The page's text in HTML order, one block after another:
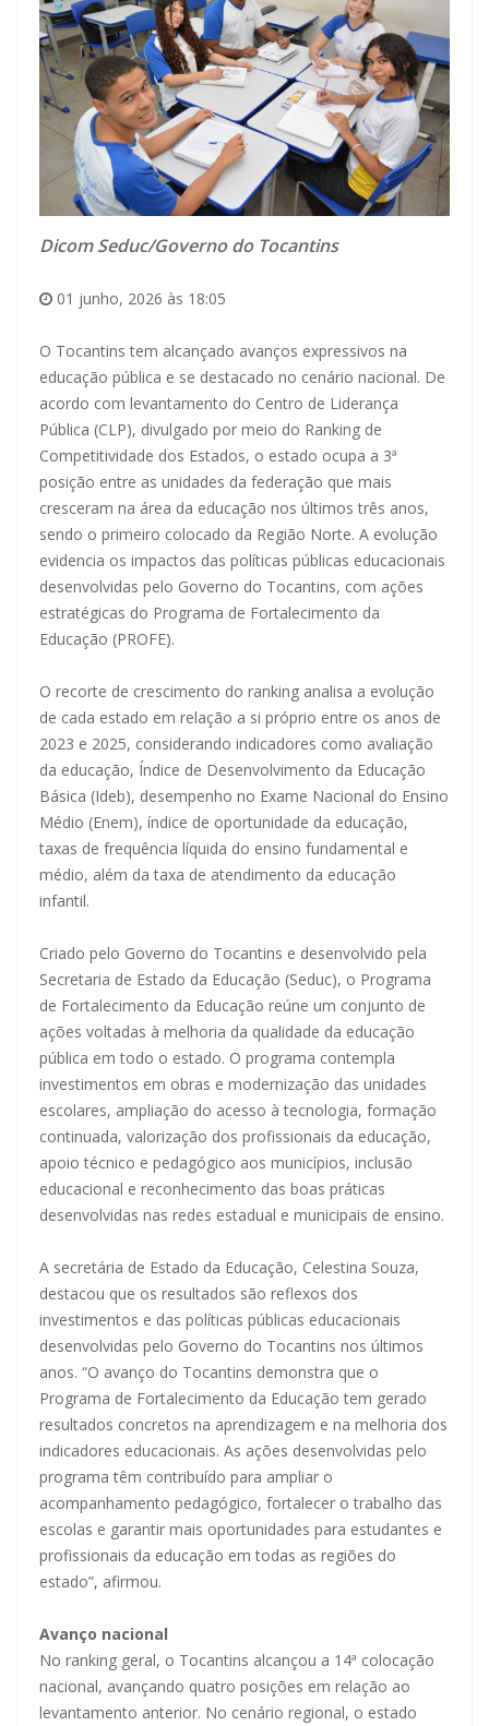
Dicom Seduc/Governo do Tocantins
01 junho, 2026 às 18:05
O Tocantins tem alcançado avanços expressivos na
educação pública e se destacado no cenário nacional. De
acordo com levantamento do Centro de Liderança
Pública (CLP), divulgado por meio do Ranking de
Competitividade dos Estados, o estado ocupa a 3ª
posição entre as unidades da federação que mais
cresceram na área da educação nos últimos três anos,
sendo o primeiro colocado da Região Norte. A evolução
evidencia os impactos das políticas públicas educacionais
desenvolvidas pelo Governo do Tocantins, com ações
estratégicas do Programa de Fortalecimento da
Educação (PROFE).
O recorte de crescimento do ranking analisa a evolução
de cada estado em relação a si próprio entre os anos de
2023 e 2025, considerando indicadores como avaliação
da educação, Índice de Desenvolvimento da Educação
Básica (Ideb), desempenho no Exame Nacional do Ensino
Médio (Enem), índice de oportunidade da educação,
taxas de frequência líquida do ensino fundamental e
médio, além da taxa de atendimento da educação
infantil.
Criado pelo Governo do Tocantins e desenvolvido pela
Secretaria de Estado da Educação (Seduc), o Programa
de Fortalecimento da Educação reúne um conjunto de
ações voltadas à melhoria da qualidade da educação
pública em todo o estado. O programa contempla
investimentos em obras e modernização das unidades
escolares, ampliação do acesso à tecnologia, formação
continuada, valorização dos profissionais da educação,
apoio técnico e pedagógico aos municípios, inclusão
educacional e reconhecimento das boas práticas
desenvolvidas nas redes estadual e municipais de ensino.
A secretária de Estado da Educação, Celestina Souza,
destacou que os resultados são reflexos dos
investimentos e das políticas públicas educacionais
desenvolvidas pelo Governo do Tocantins nos últimos
anos. “O avanço do Tocantins demonstra que o
Programa de Fortalecimento da Educação tem gerado
resultados concretos na aprendizagem e na melhoria dos
indicadores educacionais. As ações desenvolvidas pelo
programa têm contribuído para ampliar o
acompanhamento pedagógico, fortalecer o trabalho das
escolas e garantir mais oportunidades para estudantes e
profissionais da educação em todas as regiões do
estado”, afirmou.
Avanço nacional
No ranking geral, o Tocantins alcançou a 14ª colocação
nacional, avançando quatro posições em relação ao
levantamento anterior. No cenário regional, o estado